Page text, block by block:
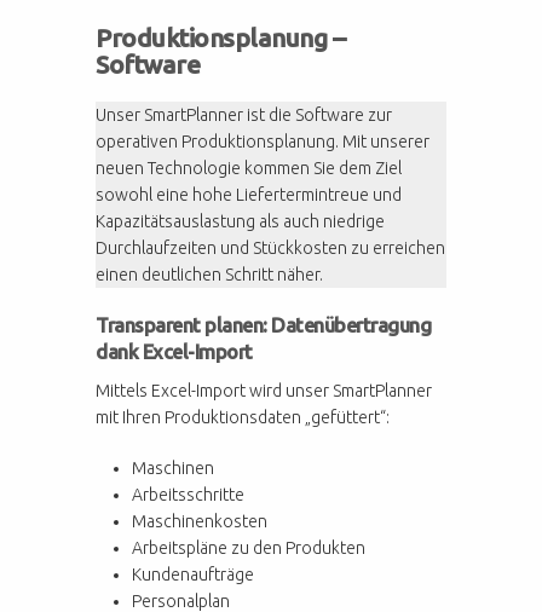
Produktionsplanung –
Software
Unser SmartPlanner ist die Software zur
operativen Produktionsplanung. Mit unserer
neuen Technologie kommen Sie dem Ziel
sowohl eine hohe Liefertermintreue und
Kapazitätsauslastung als auch niedrige
Durchlaufzeiten und Stückkosten zu erreichen
einen deutlichen Schritt näher.
Transparent planen: Datenübertragung
dank Excel-Import
Mittels Excel-Import wird unser SmartPlanner
mit Ihren Produktionsdaten „gefüttert“:
Maschinen
Arbeitsschritte
Maschinenkosten
Arbeitspläne zu den Produkten
Kundenaufträge
Personalplan